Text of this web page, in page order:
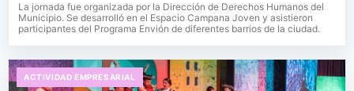
La jornada fue organizada por la Dirección de Derechos Humanos del
Municipio. Se desarrolló en el Espacio Campana Joven y asistieron
participantes del Programa Envión de diferentes barrios de la ciudad.
ACTIVIDAD EMPRESARIAL